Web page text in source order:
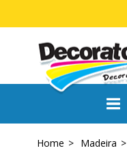
Cozinha
Encanto
Bebê
Home Madeira